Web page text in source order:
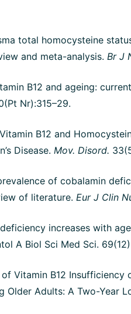
total homocysteine
and meta-analysis. Br J
B12 and ageing:
Nr):315–29.
B12 and
Disease. Mov. Disord.
of cobalamin
of literature. Eur J Clin
increases with
A Biol Sci Med Sci.
Vitamin B12 Insufficiency
Older Adults: A Two-Year